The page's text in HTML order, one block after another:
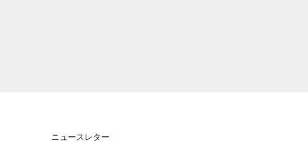
ニュースレター